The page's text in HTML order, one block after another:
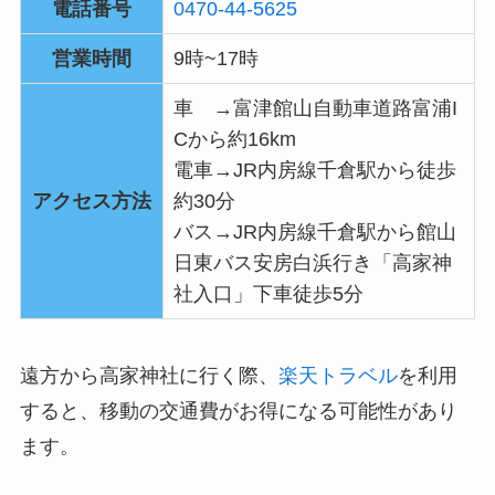
電話番号 0470-44-5625
営業時間 9時~17時
アクセス方法
車 →富津館山自動車道路富浦I
Cから約16km
電車→JR内房線千倉駅から徒歩
約30分
バス→JR内房線千倉駅から館山
日東バス安房白浜行き「高家神
社入口」下車徒歩5分
遠方から高家神社に行く際、 楽天トラベルを利用
すると、移動の交通費がお得になる可能性があり
ます。